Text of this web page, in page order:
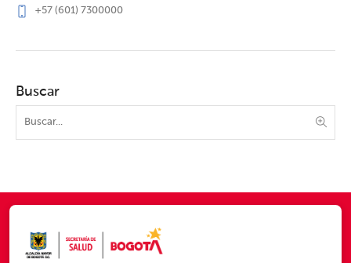
+57 (601) 7300000
Buscar